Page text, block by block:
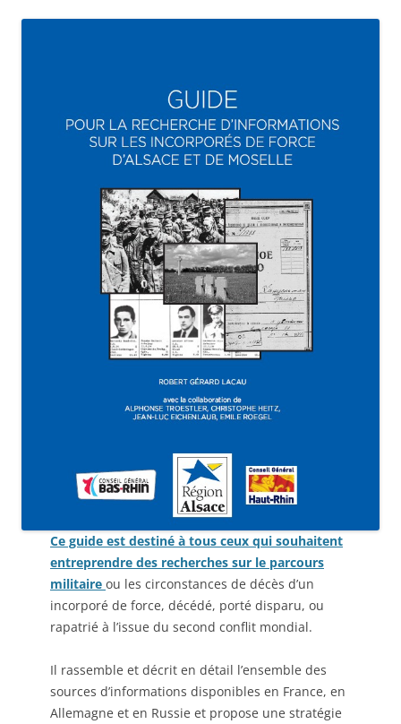
Ce guide est destiné à tous ceux qui souhaitent
entreprendre des recherches sur le parcours
militaire ou les circonstances de décès d’un
incorporé de force, décédé, porté disparu, ou
rapatrié à l’issue du second conflit mondial.
Il rassemble et décrit en détail l’ensemble des
sources d’informations disponibles en France, en
Allemagne et en Russie et propose une stratégie